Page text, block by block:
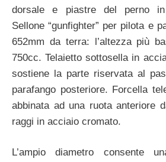
dorsale e piastre del perno
Sellone “gunfighter” per pilota e
652mm da terra: l’altezza più
750cc. Telaietto sottosella in
sostiene la parte riservata al
parafango posteriore. Forcella
abbinata ad una ruota anteriore
raggi in acciaio cromato.
L’ampio diametro consente